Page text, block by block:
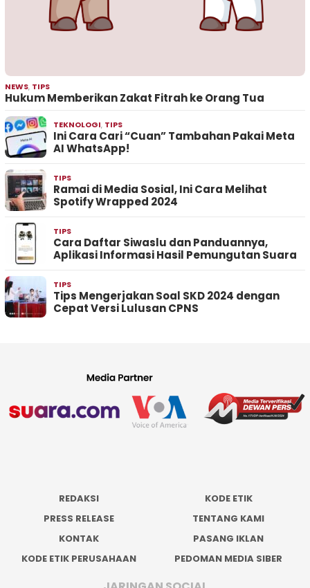
NEWS, TIPS
Hukum Memberikan Zakat Fitrah ke Orang Tua
TEKNOLOGI, TIPS
Ini Cara Cari “Cuan” Tambahan Pakai Meta
AI WhatsApp!
TIPS
Ramai di Media Sosial, Ini Cara Melihat
Spotify Wrapped 2024
TIPS
Cara Daftar Siwaslu dan Panduannya,
Aplikasi Informasi Hasil Pemungutan Suara
TIPS
Tips Mengerjakan Soal SKD 2024 dengan
Cepat Versi Lulusan CPNS
REDAKSI
KODE ETIK
PRESS RELEASE
TENTANG KAMI
KONTAK
PASANG IKLAN
KODE ETIK PERUSAHAAN
PEDOMAN MEDIA SIBER